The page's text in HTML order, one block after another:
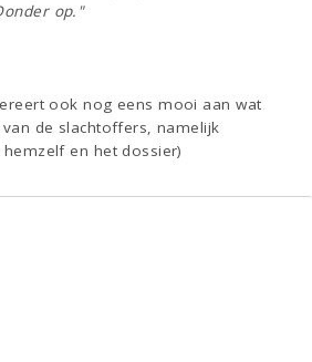
op."
ook nog eens mooi aan wat
de slachtoffers, namelijk
en het dossier)